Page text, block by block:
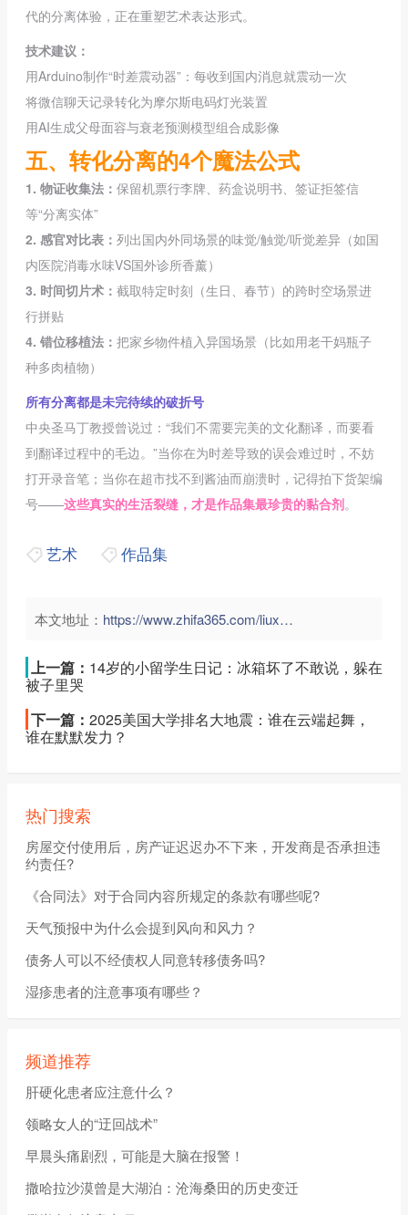
代的分离体验，正在重塑艺术表达形式。
技术建议：
用Arduino制作“时差震动器”：每收到国内消息就震动一次
将微信聊天记录转化为摩尔斯电码灯光装置
用AI生成父母面容与衰老预测模型组合成影像
五、转化分离的4个魔法公式
1. 物证收集法： 保留机票行李牌、药盒说明书、签证拒签信
等“分离实体”
2. 感官对比表： 列出国内外同场景的味觉/触觉/听觉差异（如国
内医院消毒水味VS国外诊所香薰）
3. 时间切片术： 截取特定时刻（生日、春节）的跨时空场景进
行拼贴
4. 错位移植法： 把家乡物件植入异国场景（比如用老干妈瓶子
种多肉植物）
所有分离都是未完待续的破折号
中央圣马丁教授曾说过：“我们不需要完美的文化翻译，而要看
到翻译过程中的毛边。”当你在为时差导致的误会难过时，不妨
打开录音笔；当你在超市找不到酱油而崩溃时，记得拍下货架编
号——这些真实的生活裂缝，才是作品集最珍贵的黏合剂。
艺术 作品集
本文地址： https://www.zhifa365.com/liuxue/ekUV5Aa7WGnBpztZ">
上一篇： 14岁的小留学生日记：冰箱坏了不敢说，躲在
被子里哭
下一篇： 2025美国大学排名大地震：谁在云端起舞，
谁在默默发力？
热门搜索
房屋交付使用后，房产证迟迟办不下来，开发商是否承担违
约责任?
《合同法》对于合同内容所规定的条款有哪些呢?
天气预报中为什么会提到风向和风力？
债务人可以不经债权人同意转移债务吗?
湿疹患者的注意事项有哪些？
频道推荐
肝硬化患者应注意什么？
领略女人的“迂回战术”
早晨头痛剧烈，可能是大脑在报警！
撒哈拉沙漠曾是大湖泊：沧海桑田的历史变迁